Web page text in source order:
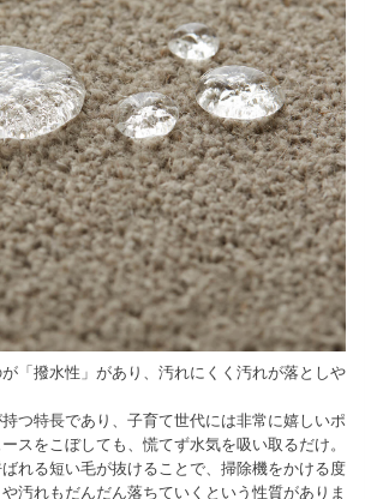
「撥水性」があり、汚れにくく汚れが落としや
つ特長であり、子育て世代には非常に嬉しいポ
スをこぼしても、慌てず水気を吸い取るだけ。
れる短い毛が抜けることで、掃除機をかける度
汚れもだんだん落ちていくという性質がありま